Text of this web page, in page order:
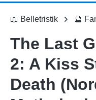
📖 Belletristik 🔮
The Last
2: A Kiss
Death